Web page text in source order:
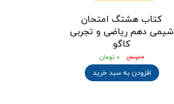
کتاب هشتگ امتحان
شیمی دهم ریاضی و تجربی
کاگو
۰ تومان ۰ تومان
افزودن به سبد خرید